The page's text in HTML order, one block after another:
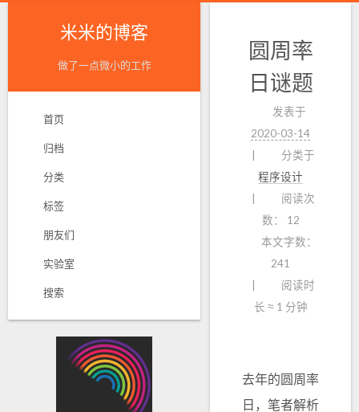
米米的博客
做了一点微小的工作
首页
归档
分类
标签
朋友们
实验室
搜索
圆周率
日谜题
发表于
2020-03-14
分类于
程序设计
阅读次
数：
12
本文字数：
241
阅读时
长 ≈ 1 分钟
去年的圆周率
日，笔者解析